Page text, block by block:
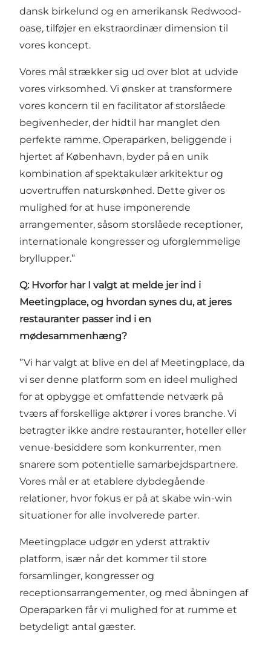
dansk birkelund og en amerikansk Redwood-
oase, tilføjer en ekstraordinær dimension til
vores koncept.
Vores mål strækker sig ud over blot at udvide
vores virksomhed. Vi ønsker at transformere
vores koncern til en facilitator af storslåede
begivenheder, der hidtil har manglet den
perfekte ramme. Operaparken, beliggende i
hjertet af København, byder på en unik
kombination af spektakulær arkitektur og
uovertruffen naturskønhed. Dette giver os
mulighed for at huse imponerende
arrangementer, såsom storslåede receptioner,
internationale kongresser og uforglemmelige
bryllupper.”
Q: Hvorfor har I valgt at melde jer ind i
Meetingplace, og hvordan synes du, at jeres
restauranter passer ind i en
mødesammenhæng?
”Vi har valgt at blive en del af Meetingplace, da
vi ser denne platform som en ideel mulighed
for at opbygge et omfattende netværk på
tværs af forskellige aktører i vores branche. Vi
betragter ikke andre restauranter, hoteller eller
venue-besiddere som konkurrenter, men
snarere som potentielle samarbejdspartnere.
Vores mål er at etablere dybdegående
relationer, hvor fokus er på at skabe win-win
situationer for alle involverede parter.
Meetingplace udgør en yderst attraktiv
platform, især når det kommer til store
forsamlinger, kongresser og
receptionsarrangementer, og med åbningen af
Operaparken får vi mulighed for at rumme et
betydeligt antal gæster.